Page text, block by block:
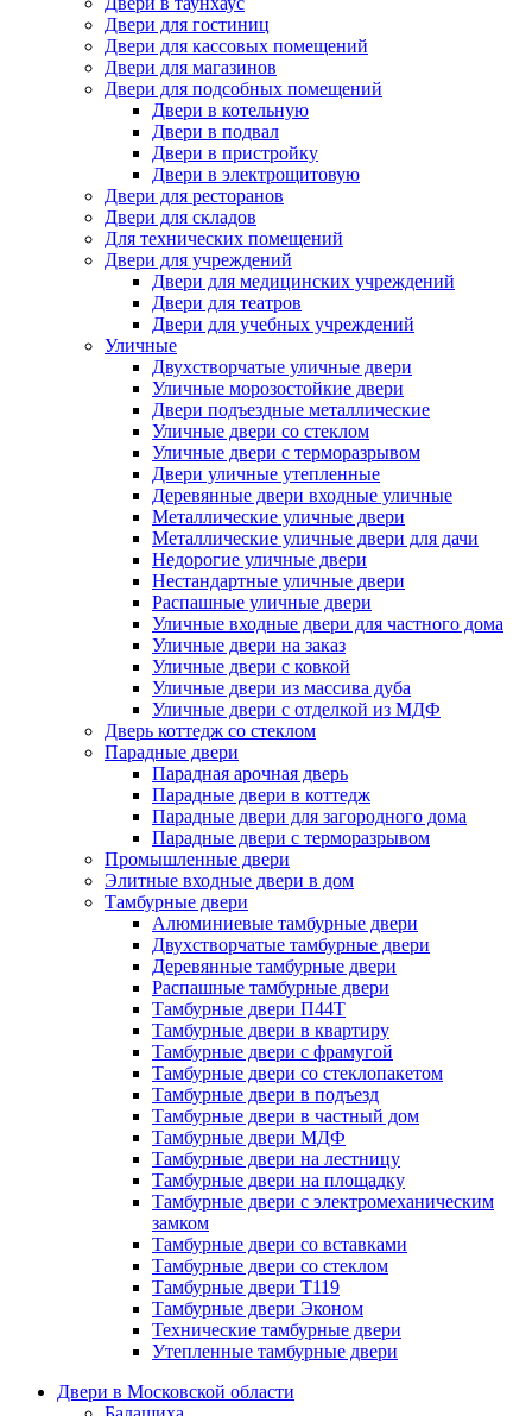
Двери для гостиниц
Двери для кассовых помещений
Двери для магазинов
Двери для подсобных помещений
Двери в котельную
Двери в подвал
Двери в пристройку
Двери в электрощитовую
Двери для ресторанов
Двери для складов
Для технических помещений
Двери для учреждений
Двери для медицинских учреждений
Двери для театров
Двери для учебных учреждений
Уличные
Двухстворчатые уличные двери
Уличные морозостойкие двери
Двери подъездные металлические
Уличные двери со стеклом
Уличные двери с терморазрывом
Двери уличные утепленные
Деревянные двери входные уличные
Металлические уличные двери
Металлические уличные двери для дачи
Недорогие уличные двери
Нестандартные уличные двери
Распашные уличные двери
Уличные входные двери для частного дома
Уличные двери на заказ
Уличные двери с ковкой
Уличные двери из массива дуба
Уличные двери с отделкой из МДФ
Дверь коттедж со стеклом
Парадные двери
Парадная арочная дверь
Парадные двери в коттедж
Парадные двери для загородного дома
Парадные двери с терморазрывом
Промышленные двери
Элитные входные двери в дом
Тамбурные двери
Алюминиевые тамбурные двери
Двухстворчатые тамбурные двери
Деревянные тамбурные двери
Распашные тамбурные двери
Тамбурные двери П44Т
Тамбурные двери в квартиру
Тамбурные двери с фрамугой
Тамбурные двери со стеклопакетом
Тамбурные двери в подъезд
Тамбурные двери в частный дом
Тамбурные двери МДФ
Тамбурные двери на лестницу
Тамбурные двери на площадку
Тамбурные двери с электромеханическим
замком
Тамбурные двери со вставками
Тамбурные двери со стеклом
Тамбурные двери Т119
Тамбурные двери Эконом
Технические тамбурные двери
Утепленные тамбурные двери
Двери в Московской области